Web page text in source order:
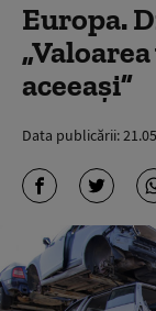
Europa.
aceeași”
Data publicării: